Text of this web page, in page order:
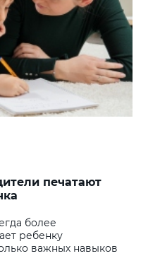
печатают
более
ребенку
важных навыков